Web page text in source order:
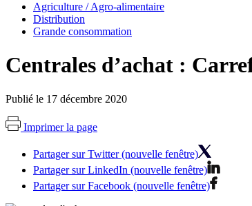
Agriculture / Agro-alimentaire
Distribution
Grande consommation
Centrales d’achat :
Publié le 17 décembre 2020
Imprimer la page
Partager sur Twitter (nouvelle fenêtre)
Partager sur LinkedIn (nouvelle fenêtre)
Partager sur Facebook (nouvelle fenêtre)